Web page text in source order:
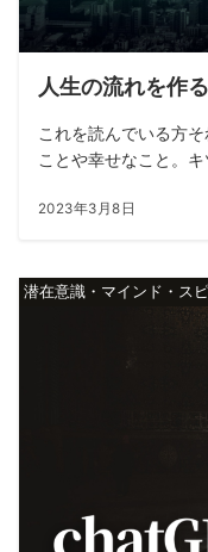
人生の流れを作
これを読んでいる方
ことや幸せなこと。
2023年3月8日
潜在意識・マインド・ス